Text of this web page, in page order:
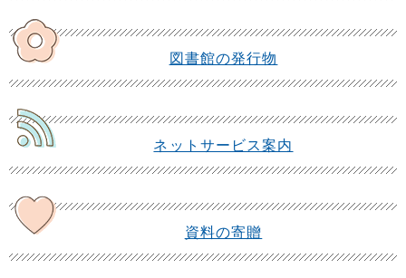
図書館の発行物
ネットサービス案内
資料の寄贈